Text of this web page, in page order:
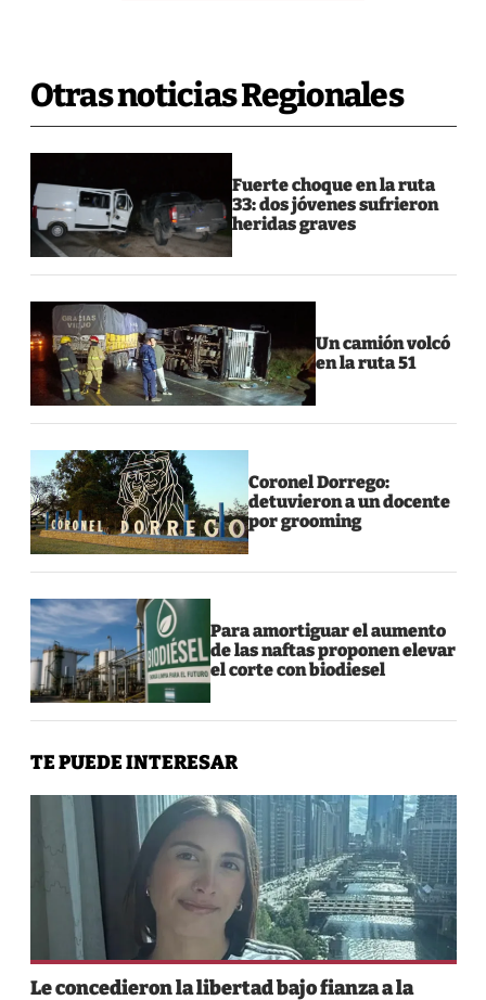
Otras noticias Regionales
Fuerte choque en la ruta
33: dos jóvenes sufrieron
heridas graves
Un camión volcó
en la ruta 51
Coronel Dorrego:
detuvieron a un docente
por grooming
Para amortiguar el aumento
de las naftas proponen elevar
el corte con biodiesel
TE PUEDE INTERESAR
Le concedieron la libertad bajo fianza a la